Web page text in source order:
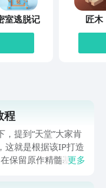
室逃脱记
匠木
程
提到“天堂”大家肯
这就是根据该IP打造
保留原作精髓基础
更多